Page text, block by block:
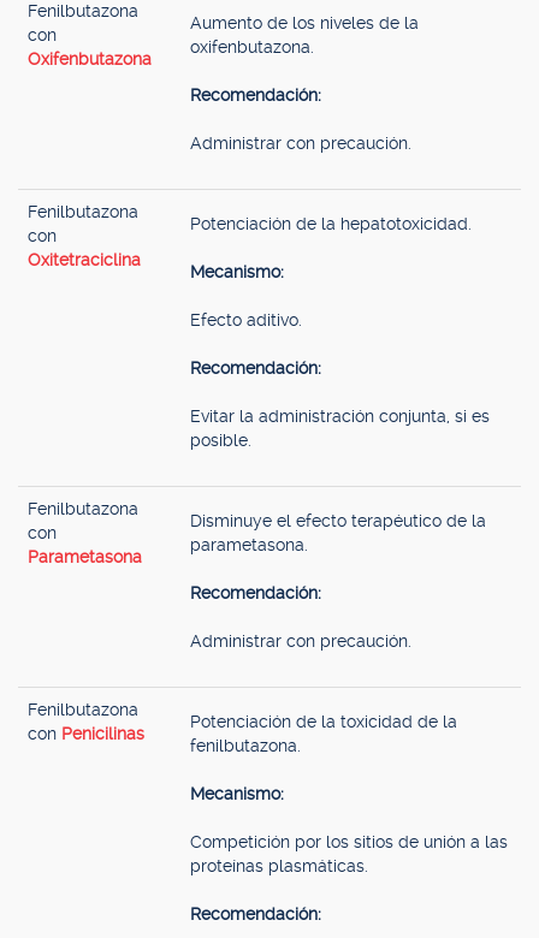
Fenilbutazona
con
Oxifenbutazona
Aumento de los niveles de la
oxifenbutazona.
Recomendación:
Administrar con precaución.
Fenilbutazona
con
Oxitetraciclina
Potenciación de la hepatotoxicidad.
Mecanismo:
Efecto aditivo.
Recomendación:
Evitar la administración conjunta, si es
posible.
Fenilbutazona
con
Parametasona
Disminuye el efecto terapéutico de la
parametasona.
Recomendación:
Administrar con precaución.
Fenilbutazona
con Penicilinas
Potenciación de la toxicidad de la
fenilbutazona.
Mecanismo:
Competición por los sitios de unión a las
proteínas plasmáticas.
Recomendación: